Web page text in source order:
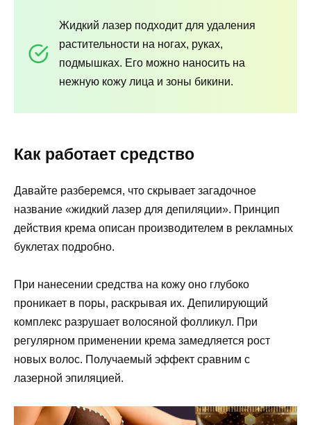
Жидкий лазер подходит для удаления
растительности на ногах, руках,
подмышках. Его можно наносить на
нежную кожу лица и зоны бикини.
Как работает средство
Давайте разберемся, что скрывает загадочное
название «жидкий лазер для депиляции». Принцип
действия крема описан производителем в рекламных
буклетах подробно.
При нанесении средства на кожу оно глубоко
проникает в поры, раскрывая их. Депилирующий
комплекс разрушает волосяной фолликул. При
регулярном применении крема замедляется рост
новых волос. Получаемый эффект сравним с
лазерной эпиляцией.